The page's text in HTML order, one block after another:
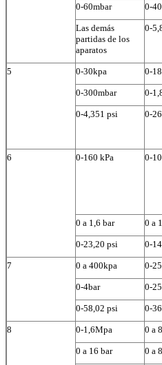
Deja un
¡Te
0-60mbar 0-
Las demás
partidas de los
aparatos
0-
5 0-30kpa 0-
0-300mbar 0-
0-4,351 psi 0-
6 0-160 kPa 0-
0 a 1,6 bar 0 a
0-23,20 psi 0-
7 0 a 400kpa 0-
0-4bar 0-
0-58,02 psi 0-
8 0-1,6Mpa 0 a
0 a 16 bar 0 a